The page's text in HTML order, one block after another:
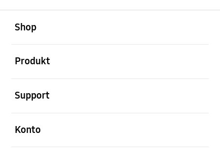
Shop
Produkt
Support
Konto